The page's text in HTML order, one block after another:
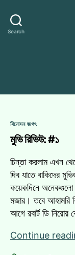
Search
Categories
বিনোদন জগৎ
মুভি রিভিউ: #১
চিন্তা করলাম এখন
দিব যাতে বাকিদের
কয়েকদিনে
মজার। তবে
আগে রবার্ট ডি
Continue